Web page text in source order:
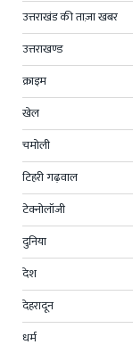
उत्तराखंड की ताज़ा खबर
उत्तराखण्ड
क्राइम
खेल
चमोली
टिहरी गढ़वाल
टेक्नोलॉजी
दुनिया
देश
देहरादून
धर्म